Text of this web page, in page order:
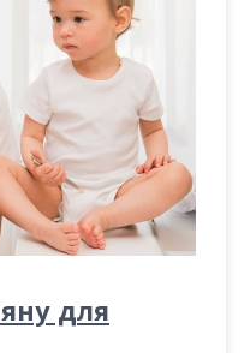
для